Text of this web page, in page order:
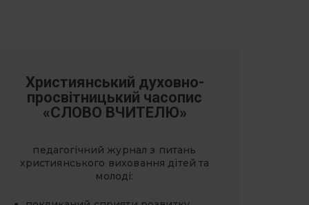
Християнський духовно-
просвітницький часопис
«СЛОВО ВЧИТЕЛЮ»
педагогічний журнал з питань
християнського виховання дітей та
молоді: